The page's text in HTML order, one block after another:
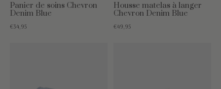
Panier de soins Chevron
Denim Blue
€34,95
Housse matelas à langer
Chevron Denim Blue
€49,95